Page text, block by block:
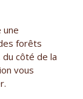
une
forêts
côté de la
vous